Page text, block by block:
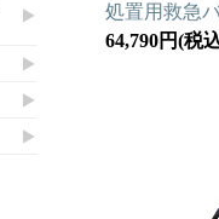
処置用救急
64,790円(税